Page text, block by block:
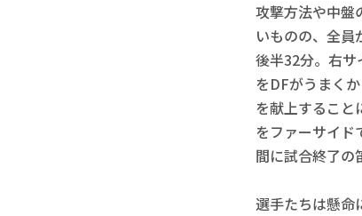
攻撃方法や中盤
いものの、全
後半32分。右
をDFがうまく
を献上すること
をファーサイ
間に試合終了の
選手たちは懸命